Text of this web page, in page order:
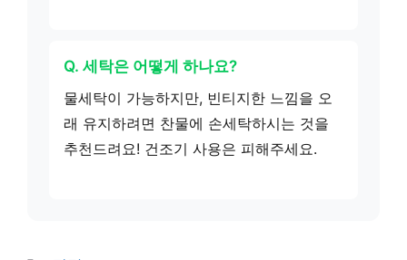
Q. 세탁은 어떻게 하나요?
물세탁이 가능하지만, 빈티지한 느낌을 오
래 유지하려면 찬물에 손세탁하시는 것을
추천드려요! 건조기 사용은 피해주세요.